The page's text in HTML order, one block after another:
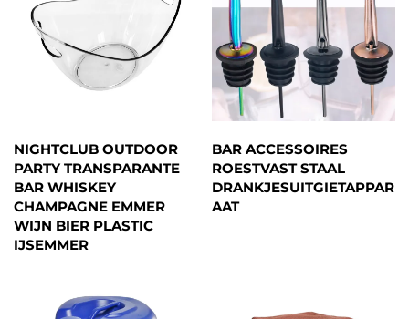
NIGHTCLUB OUTDOOR
PARTY TRANSPARANTE
BAR WHISKEY
CHAMPAGNE EMMER
WIJN BIER PLASTIC
IJSEMMER
BAR ACCESSOIRES
ROESTVAST STAAL
DRANKJESUITGIETAPPAR
AAT